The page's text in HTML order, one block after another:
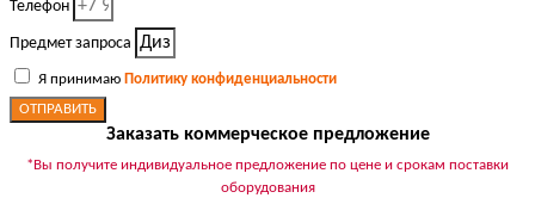
Телефон
Предмет запроса
Я принимаю Политику конфиденциальности
ОТПРАВИТЬ
Заказать коммерческое предложение
*Вы получите индивидуальное предложение по цене и срокам поставки
оборудования